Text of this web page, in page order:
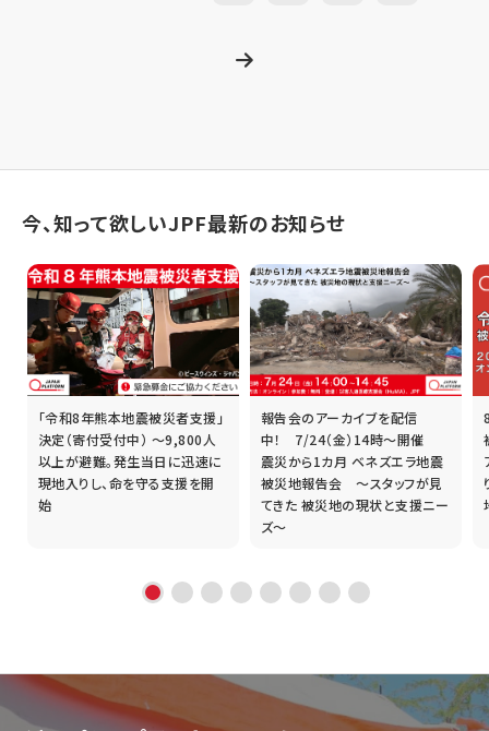
今、知って欲しいJPF最新のお知らせ
「令和8年熊本地震被災者支援」
決定（寄付受付中） ～9,800人
以上が避難。発生当日に迅速に
現地入りし、命を守る支援を開
始
報告会のアーカイブを配信
中！ 7/24（金）14時～開催
震災から1カ月 ベネズエラ地震
被災地報告会 ～スタッフが見
てきた 被災地の現状と支援ニー
ズ～